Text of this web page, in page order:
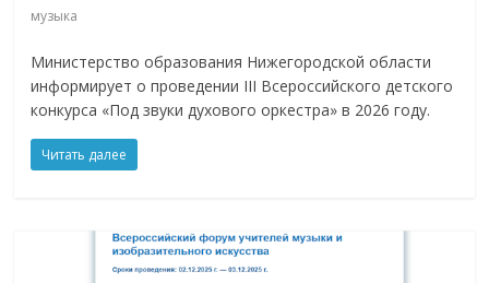
музыка
Министерство образования Нижегородской области
информирует о проведении III Всероссийского детского
конкурса «Под звуки духового оркестра» в 2026 году.
Читать далее